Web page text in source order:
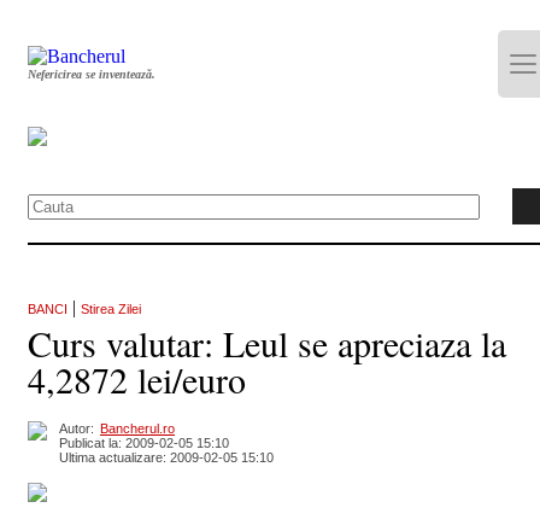
Nefericirea se inventează.
BANCI | Stirea Zilei
Curs valutar: Leul se apreciaza la
4,2872 lei/euro
Autor: Bancherul.ro
Publicat la: 2009-02-05 15:10
Ultima actualizare: 2009-02-05 15:10